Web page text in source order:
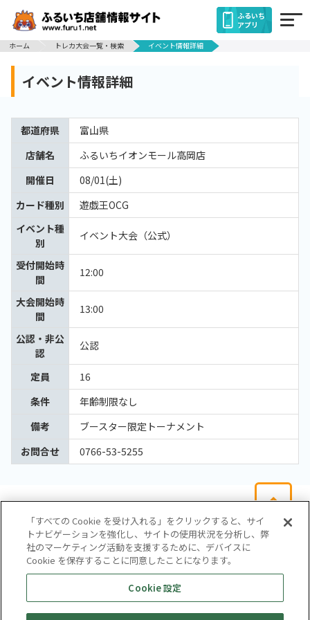
ふるいち
アプリ
ホーム
トレカ大会一覧・検索 イベント情報詳細
イベント情報詳細
都道府県
富山県
店舗名
ふるいちイオンモール高岡店
開催日
08/01(土)
カード種別
遊戯王OCG
イベント種
別
イベント大会（公式）
受付開始時
間
12:00
大会開始時
間
13:00
公認・非公
認
公認
定員
16
条件
年齢制限なし
備考
ブースター限定トーナメント
お問合せ
0766-53-5255
会社概要
サイトマップ
お問い合わせ
個人情報保護方針
株式会社テイツー
「すべての Cookie を受け入れる」をクリックすると、サイ
トナビゲーションを強化し、サイトの使用状況を分析し、弊
社のマーケティング活動を支援するために、デバイスに
Cookie を保存することに同意したことになります。
Cookie 設定